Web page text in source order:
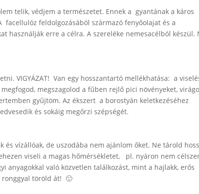
telik, védjem a természetet. Ennek a gyantának a káros
facellulóz feldolgozásából származó fenyőolajat és a
használják erre a célra. A szereléke nemesacélból készül.
VIGYÁZAT! Van egy hosszantartó mellékhatása: a
megszagolod a fűben rejlő pici növényeket,
gyűjtöm. Az ékszert a borostyán keletkezéséhez
és sokáig megőrzi szépségét.
és vízállóak, de uszodába nem ajánlom őket. Ne tárold
viseli a magas hőmérsékletet, pl. nyáron nem
anyagokkal való közvetlen találkozást, mint a hajlakk, erős
ronggyal töröld át! 🙂